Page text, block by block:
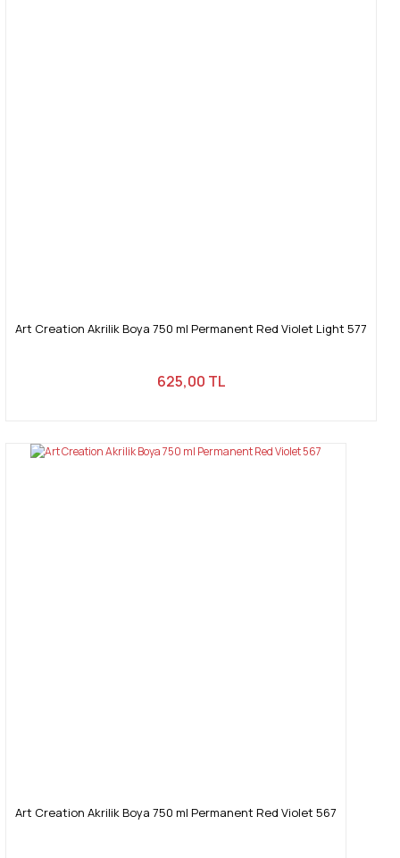
Art Creation Akrilik Boya 750 ml Permanent Red Violet Light 577
625,00 TL
Art Creation Akrilik Boya 750 ml Permanent Red Violet 567